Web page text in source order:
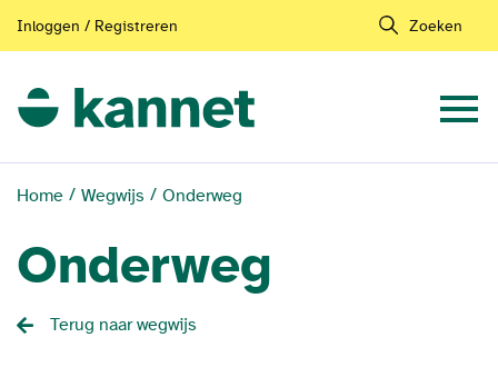
Inloggen / Registreren Zoeken
Home Wegwijs Onderweg
Onderweg
Terug naar wegwijs